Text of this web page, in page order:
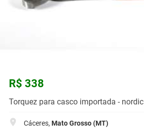
R$ 338
Torquez para casco importada - nordic
Cáceres, Mato Grosso (MT)